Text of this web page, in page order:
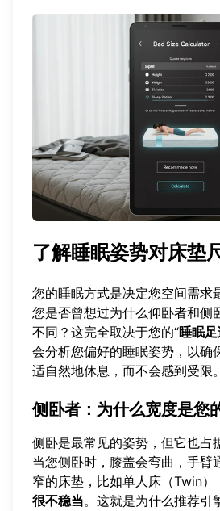
了解睡眠姿势对床垫
您的睡眠方式是决定您空间需求
您是否曾想过为什么仰卧者和侧
不同？这完全取决于您的“睡眠
会分析您偏好的睡眠姿势，以确
适自然地休息，而不会感到受限。
侧卧者：为什么宽度是您
侧卧是最常见的姿势，但它也占
当您侧卧时，膝盖会弯曲，手臂
窄的床垫，比如单人床（Twin
很不稳当。这就是为什么推荐引